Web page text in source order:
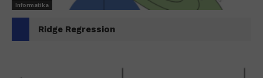
Informatika
Ridge Regression